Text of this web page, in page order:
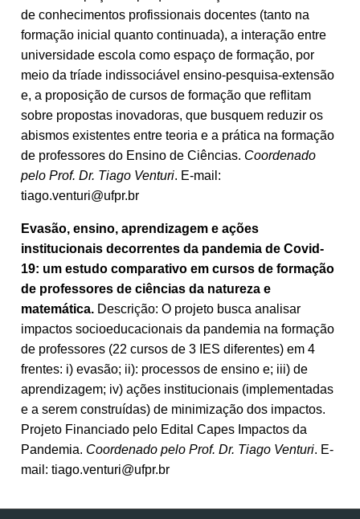
de conhecimentos profissionais docentes (tanto na
formação inicial quanto continuada), a interação entre
universidade escola como espaço de formação, por
meio da tríade indissociável ensino-pesquisa-extensão
e, a proposição de cursos de formação que reflitam
sobre propostas inovadoras, que busquem reduzir os
abismos existentes entre teoria e a prática na formação
de professores do Ensino de Ciências. Coordenado
pelo Prof. Dr. Tiago Venturi. E-mail:
tiago.venturi@ufpr.br
Evasão, ensino, aprendizagem e ações
institucionais decorrentes da pandemia de Covid-
19: um estudo comparativo em cursos de formação
de professores de ciências da natureza e
matemática. Descrição: O projeto busca analisar
impactos socioeducacionais da pandemia na formação
de professores (22 cursos de 3 IES diferentes) em 4
frentes: i) evasão; ii): processos de ensino e; iii) de
aprendizagem; iv) ações institucionais (implementadas
e a serem construídas) de minimização dos impactos.
Projeto Financiado pelo Edital Capes Impactos da
Pandemia. Coordenado pelo Prof. Dr. Tiago Venturi. E-
mail: tiago.venturi@ufpr.br